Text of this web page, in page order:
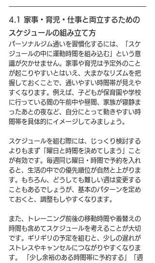
4.1 家事・育児・仕事と両立するための
スケジュールの組み立て方
パーソナルジム通いを習慣化するには、「スケ
ジュールの中に運動時間を組み込む」という意
識が欠かせません。家事や育児は予定外のこと
が起こりやすいとはいえ、大まかなリズムを把
握しておくことで、通いやすい時間帯が見えや
すくなります。例えば、子どもが保育園や学校
に行っている間の午前中や昼間、家族が寝静ま
ったあとの夜など、自分にとって動きやすい時
間帯を具体的にイメージしてみましょう。
スケジュールを組む際には、じっくり検討する
よりもまず「曜日と時間を決めてしまう」こと
が有効です。毎週同じ曜日・時間で予約を入れ
ると、生活の中での優先順位が自然と上がりま
す。もちろん、どうしても難しい週は変更する
こともあるでしょうが、基本のパターンを定め
ておくと、調整もしやすくなります。
また、トレーニング前後の移動時間や着替えの
時間も含めてスケジュールを考えることが大切
です。ギリギリの予定を組むと、少しの遅れが
ストレスやキャンセルにつながりやすくなりま
す。 「少し余裕のある時間帯に予約する」「週